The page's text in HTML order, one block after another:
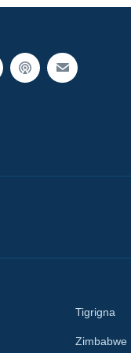
Tigrigna
Zimbabwe